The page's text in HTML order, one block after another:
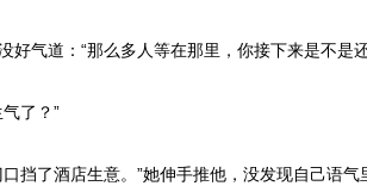
气道：“那么多人等在那里，你接下来是不是
了？”
挡了酒店生意。”她伸手推他，没发现自己语气